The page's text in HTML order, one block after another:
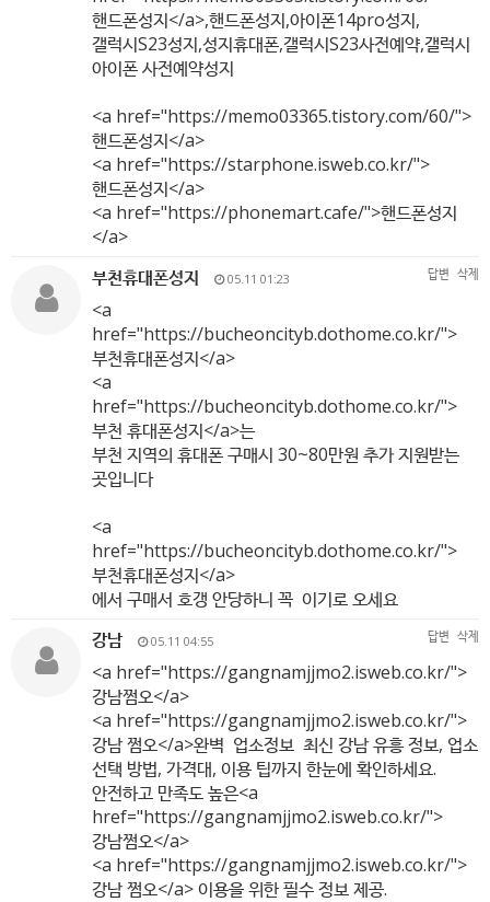
핸드폰성지</a>,핸드폰성지,아이폰14pro성지,
갤럭시S23성지,성지휴대폰,갤럭시S23사전예약,갤럭시
아이폰 사전예약성지
<a href="https://memo03365.tistory.com/60/">
핸드폰성지</a>
<a href="https://starphone.isweb.co.kr/">
핸드폰성지</a>
<a href="https://phonemart.cafe/">핸드폰성지
</a>
부천휴대폰성지
05.11 01:23 답변 삭제
<a
href="https://bucheoncityb.dothome.co.kr/">
부천휴대폰성지</a>
<a
href="https://bucheoncityb.dothome.co.kr/">
부천 휴대폰성지</a>는
부천 지역의 휴대폰 구매시 30~80만원 추가 지원받는
곳입니다
<a
href="https://bucheoncityb.dothome.co.kr/">
부천휴대폰성지</a>
에서 구매서 호갱 안당하니 꼭 이기로 오세요
강남
05.11 04:55 답변 삭제
<a href="https://gangnamjjmo2.isweb.co.kr/">
강남쩜오</a>
<a href="https://gangnamjjmo2.isweb.co.kr/">
강남 쩜오</a>완벽 업소정보 최신 강남 유흥 정보, 업소
선택 방법, 가격대, 이용 팁까지 한눈에 확인하세요.
안전하고 만족도 높은<a
href="https://gangnamjjmo2.isweb.co.kr/">
강남쩜오</a>
<a href="https://gangnamjjmo2.isweb.co.kr/">
강남 쩜오</a> 이용을 위한 필수 정보 제공.